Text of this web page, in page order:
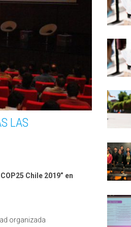
LAS
Chile 2019” en
organizada